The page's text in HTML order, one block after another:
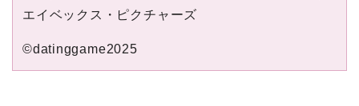
エイベックス・ピクチャーズ
©datinggame2025